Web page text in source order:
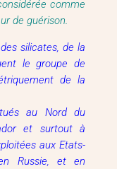
comme
de guérison.
silicates, de la
le groupe de
de la
au Nord du
et surtout à
aux Etats-
Russie, et en